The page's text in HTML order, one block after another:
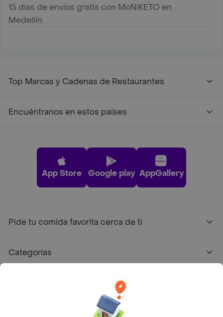
15 días de envíos gratis con MoNiKETO en
Medellín
Top Marcas y Cadenas de Restaurantes
Encuéntranos en estos países
App Store Google play AppGallery
Pide tu comida favorita cerca de ti
Categorías